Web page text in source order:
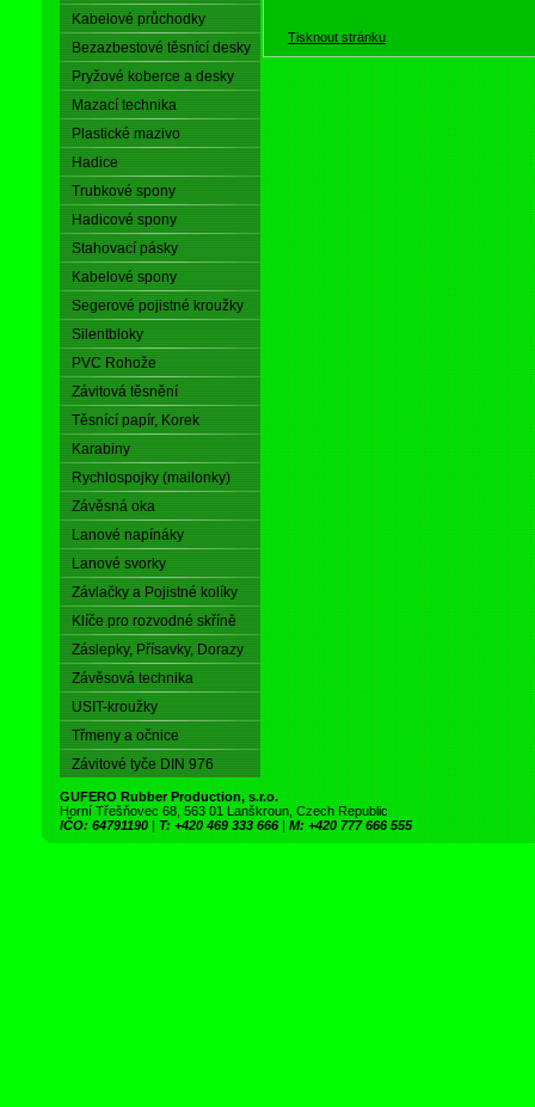
Kabelové průchodky
Bezazbestové těsnící desky
Pryžové koberce a desky
Mazací technika
Plastické mazivo
Hadice
Trubkové spony
Hadicové spony
Stahovací pásky
Kabelové spony
Segerové pojistné kroužky
Silentbloky
PVC Rohože
Závitová těsnění
Těsnící papír, Korek
Karabiny
Rychlospojky (mailonky)
Závěsná oka
Lanové napínáky
Lanové svorky
Závlačky a Pojistné kolíky
Klíče pro rozvodné skříně
Záslepky, Přísavky, Dorazy
Závěsová technika
USIT-kroužky
Třmeny a očnice
Závitové tyče DIN 976
Tisknout stránku
GUFERO Rubber Production, s.r.o.
Horní Třešňovec 68, 563 01 Lanškroun, Czech Republic
IČO: 64791190 | T: +420 469 333 666 | M: +420 777 666 555